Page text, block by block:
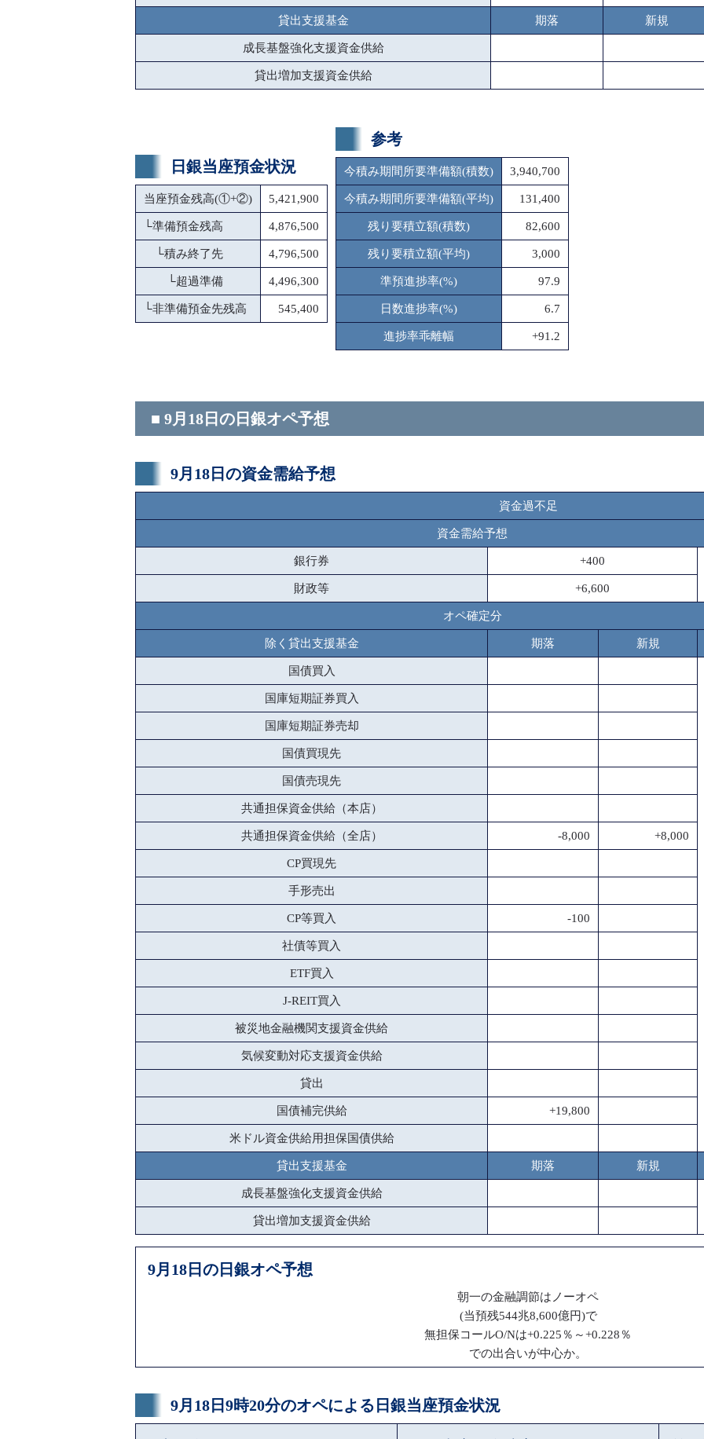
貸出支援基金 期落 新規
成長基盤強化支援資金供給
貸出増加支援資金供給
日銀当座預金状況
当座預金残高(①+②) 5,421,900
└準備預金残高 4,876,500
└積み終了先 4,796,500
└超過準備 4,496,300
└非準備預金先残高 545,400
参考
今積み期間所要準備額(積数) 3,940,700
今積み期間所要準備額(平均) 131,400
残り要積立額(積数) 82,600
残り要積立額(平均) 3,000
準預進捗率(%) 97.9
日数進捗率(%) 6.7
進捗率乖離幅 +91.2
■ 9月18日の日銀オペ予想
9月18日の資金需給予想
資金過不足
資金需給予想
銀行券 +400
財政等 +6,600
オペ確定分
除く貸出支援基金 期落 新規
国債買入
国庫短期証券買入
国庫短期証券売却
国債買現先
国債売現先
共通担保資金供給（本店）
共通担保資金供給（全店） -8,000 +8,000
CP買現先
手形売出
CP等買入 -100
社債等買入
ETF買入
J-REIT買入
被災地金融機関支援資金供給
気候変動対応支援資金供給
貸出
国債補完供給 +19,800
米ドル資金供給用担保国債供給
貸出支援基金 期落 新規
成長基盤強化支援資金供給
貸出増加支援資金供給
9月18日の日銀オペ予想
朝一の金融調節はノーオペ
(当預残544兆8,600億円)で
無担保コールO/Nは+0.225％～+0.228％
での出合いが中心か。
9月18日9時20分のオペによる日銀当座預金状況